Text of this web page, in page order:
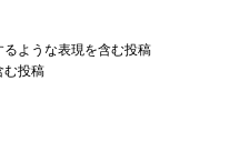
ような表現を含む投稿
む投稿